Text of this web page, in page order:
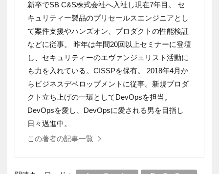
新卒でSB C&S株式会社へ入社し現在7年目。
セ
キュリティー製品のプリセールスエンジニアとし
て案件支援やハンズオン、プロダクトの性能検証
などに従事。
昨年は年間20回以上セミナーに登壇
し、セキュリティーのエヴァンジェリスト活動に
も力を入れている。CISSPを保有。
2018年4月か
らビジネスデベロップメントに従事。新規プロダ
クト立ち上げの一環としてDevOpsを担当。
DevOpsを愛し、DevOpsに愛される男を目指し
日々邁進中。
この著者の記事一覧